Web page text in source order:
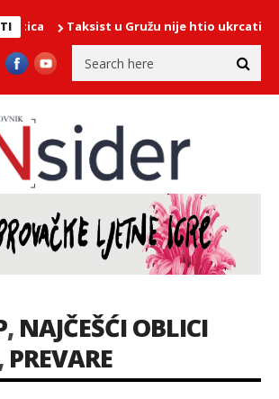
Taksist u Gružu nije htio ukrcati
, NAJČEŠĆI OBLICI
PREVARE